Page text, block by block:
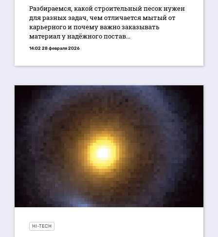
Разбираемся, какой строительный песок нужен
для разных задач, чем отличается мытый от
карьерного и почему важно заказывать
материал у надёжного постав...
14:02 28 февраля 2026
HI-TECH